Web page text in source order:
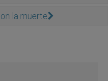
la muerte